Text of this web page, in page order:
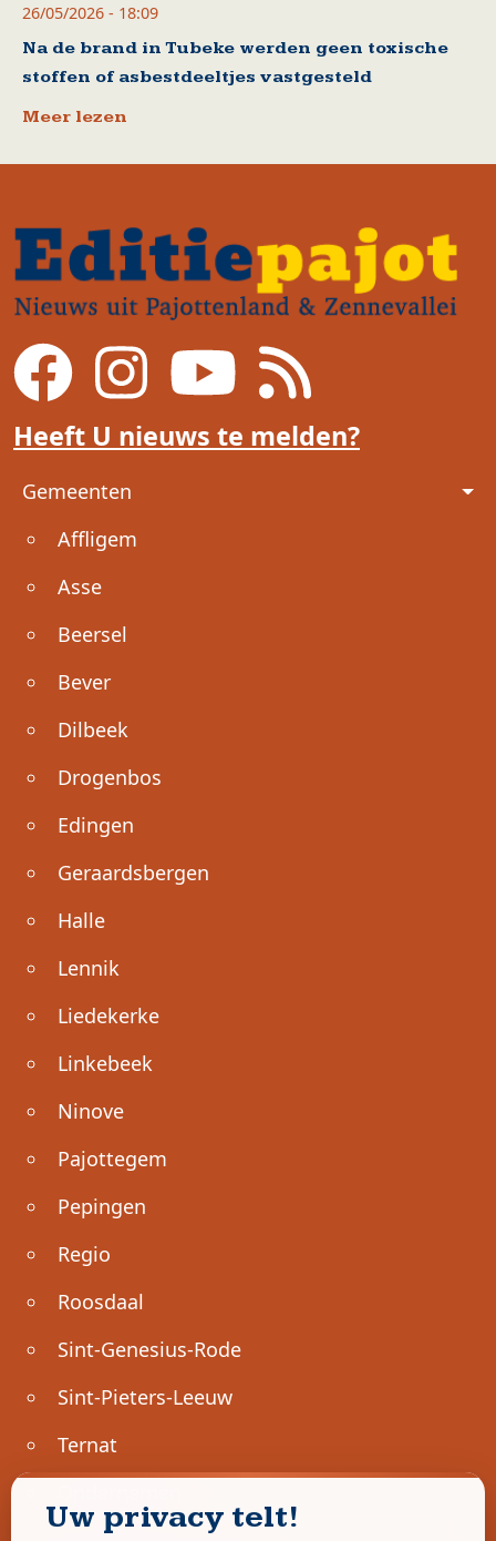
26/05/2026 - 18:09
Na de brand in Tubeke werden geen toxische
stoffen of asbestdeeltjes vastgesteld
Meer lezen
Heeft U nieuws te melden?
Voet
Gemeenten
Affligem
Asse
Beersel
Bever
Dilbeek
Drogenbos
Edingen
Geraardsbergen
Halle
Lennik
Liedekerke
Linkebeek
Ninove
Pajottegem
Pepingen
Regio
Roosdaal
Sint-Genesius-Rode
Sint-Pieters-Leeuw
Ternat
Uw privacy telt!